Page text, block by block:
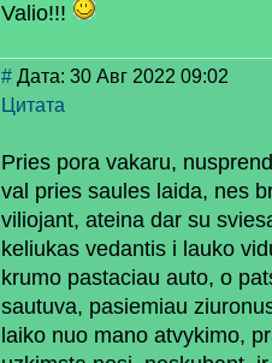
Valio!!!
# Дата: 30 Авг 2022 09:02
Цитата
Pries pora vakaru,
val pries saules laida, nes
viliojant, ateina dar su
keliukas vedantis i lauko
krumo pastaciau auto, o
sautuva, pasiemiau
laiko nuo mano atvykimo,